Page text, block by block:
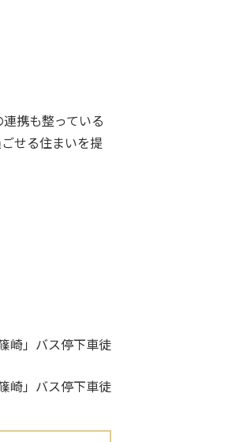
携も整っている
せる住まいを提
崎」バス停下車徒
崎」バス停下車徒